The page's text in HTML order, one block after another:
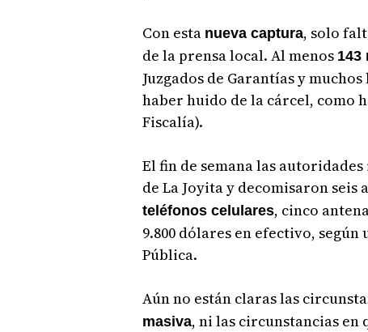
Con esta nueva captura, solo
de la prensa local. Al menos 143
Juzgados de Garantías y
haber huido de la cárcel, como
Fiscalía).
El fin de semana las
de La Joyita y decomisaron seis
teléfonos celulares, cinco
9.800 dólares en efectivo,
Pública.
Aún no están claras las
masiva, ni las circunstancias